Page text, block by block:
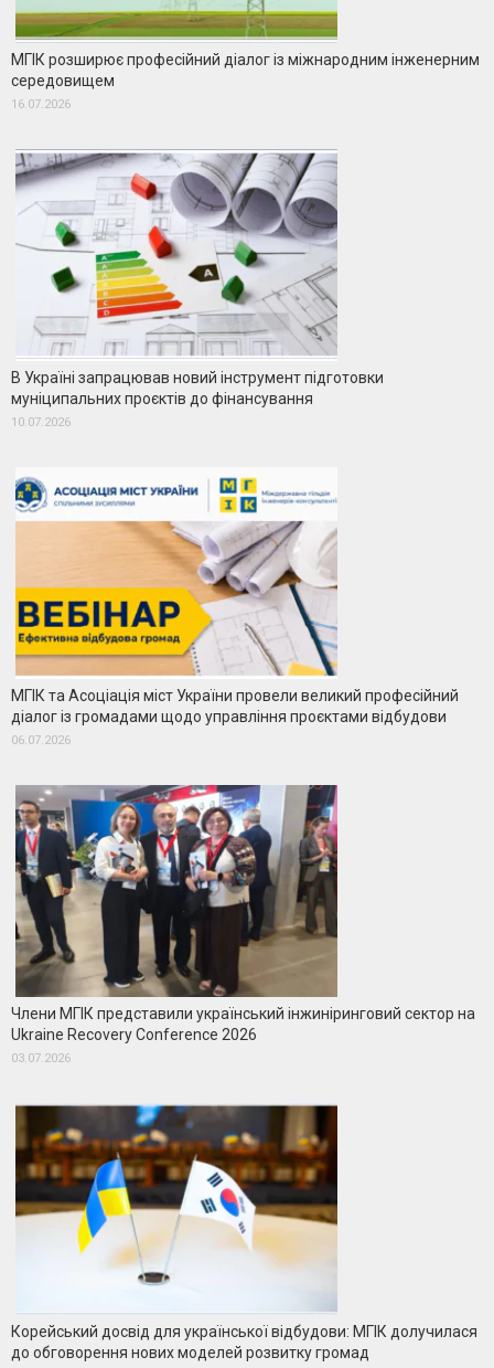
МГІК розширює професійний діалог із міжнародним інженерним
середовищем
16.07.2026
В Україні запрацював новий інструмент підготовки
муніципальних проєктів до фінансування
10.07.2026
МГІК та Асоціація міст України провели великий професійний
діалог із громадами щодо управління проєктами відбудови
06.07.2026
Члени МГІК представили український інжиніринговий сектор на
Ukraine Recovery Conference 2026
03.07.2026
Корейський досвід для української відбудови: МГІК долучилася
до обговорення нових моделей розвитку громад